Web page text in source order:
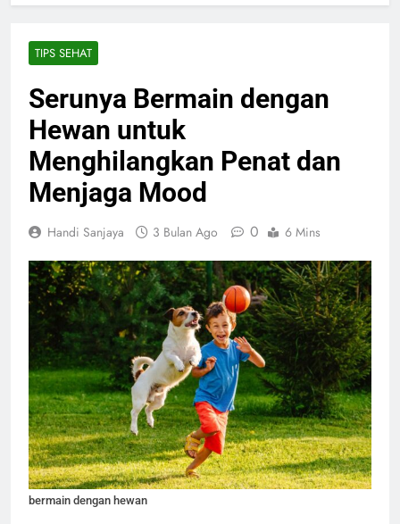
TIPS SEHAT
Serunya Bermain dengan
Hewan untuk
Menghilangkan Penat dan
Menjaga Mood
Handi Sanjaya 3 Bulan Ago 0 6 Mins
bermain dengan hewan